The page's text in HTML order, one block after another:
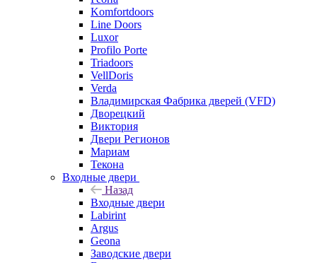
Komfortdoors
Line Doors
Luxor
Profilo Porte
Triadoors
VellDoris
Verda
Владимирская Фабрика дверей (VFD)
Дворецкий
Виктория
Двери Регионов
Мариам
Текона
Входные двери
Назад
Входные двери
Labirint
Argus
Geona
Заводские двери